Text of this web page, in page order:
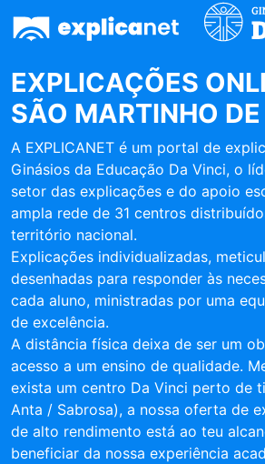
EXPLICAÇÕES
SÃO MARTINHO
A EXPLICANET é um portal de
Ginásios da Educação Da Vinci, o
setor das explicações e do apoio
ampla rede de 31 centros
território nacional.
Explicações individualizadas,
desenhadas para responder às
cada aluno, ministradas por uma
de excelência.
A distância física deixa de ser um
acesso a um ensino de qualidade.
exista um centro Da Vinci perto de
Anta / Sabrosa), a nossa oferta de
de alto rendimento está ao teu
beneficiar da nossa experiência